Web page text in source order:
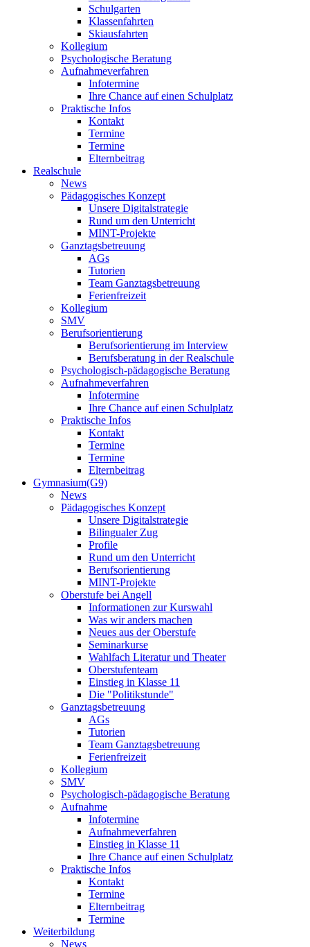
Schulgarten
Klassenfahrten
Skiausfahrten
Kollegium
Psychologische Beratung
Aufnahmeverfahren
Infotermine
Ihre Chance auf einen Schulplatz
Praktische Infos
Kontakt
Termine
Termine
Elternbeitrag
Realschule
News
Pädagogisches Konzept
Unsere Digitalstrategie
Rund um den Unterricht
MINT-Projekte
Ganztagsbetreuung
AGs
Tutorien
Team Ganztagsbetreuung
Ferienfreizeit
Kollegium
SMV
Berufsorientierung
Berufsorientierung im Interview
Berufsberatung in der Realschule
Psychologisch-pädagogische Beratung
Aufnahmeverfahren
Infotermine
Ihre Chance auf einen Schulplatz
Praktische Infos
Kontakt
Termine
Termine
Elternbeitrag
Gymnasium(G9)
News
Pädagogisches Konzept
Unsere Digitalstrategie
Bilingualer Zug
Profile
Rund um den Unterricht
Berufsorientierung
MINT-Projekte
Oberstufe bei Angell
Informationen zur Kurswahl
Was wir anders machen
Neues aus der Oberstufe
Seminarkurse
Wahlfach Literatur und Theater
Oberstufenteam
Einstieg in Klasse 11
Die "Politikstunde"
Ganztagsbetreuung
AGs
Tutorien
Team Ganztagsbetreuung
Ferienfreizeit
Kollegium
SMV
Psychologisch-pädagogische Beratung
Aufnahme
Infotermine
Aufnahmeverfahren
Einstieg in Klasse 11
Ihre Chance auf einen Schulplatz
Praktische Infos
Kontakt
Termine
Elternbeitrag
Termine
Weiterbildung
News